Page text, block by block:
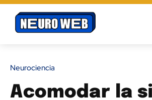
Neurociencia
Acomodar la